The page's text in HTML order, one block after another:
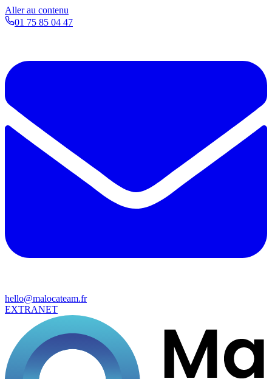
Aller au contenu
01 75 85 04 47
hello@malocateam.fr
EXTRANET